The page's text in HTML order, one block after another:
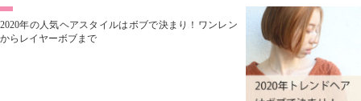
2020年の人気ヘアスタイルはボブで決まり！ワンレン
からレイヤーボブまで